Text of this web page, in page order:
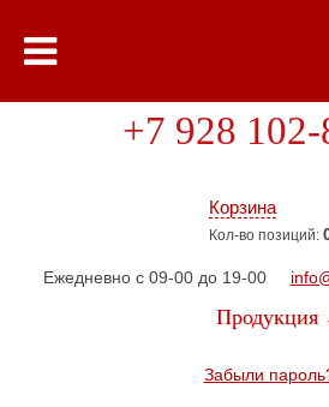
Корзина
Кол-во позиций:
+7 928
Ежедневно с 09-00 до 19-00
Продукция
Забыли